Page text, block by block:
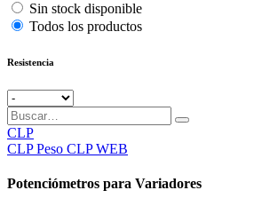
Sin stock disponible
Todos los productos
Resistencia
CLP
CLP Peso CLP WEB
Potenciómetros para Variadores